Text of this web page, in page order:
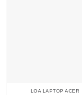
LOA LAPTOP ACER